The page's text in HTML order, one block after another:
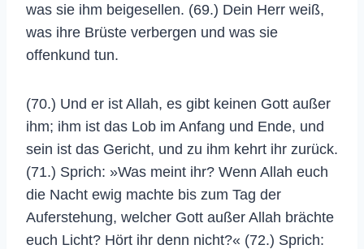
was sie ihm beigesellen. (69.) Dein Herr weiß,
was ihre Brüste verbergen und was sie
offenkund tun.
(70.) Und er ist Allah, es gibt keinen Gott außer
ihm; ihm ist das Lob im Anfang und Ende, und
sein ist das Gericht, und zu ihm kehrt ihr zurück.
(71.) Sprich: »Was meint ihr? Wenn Allah euch
die Nacht ewig machte bis zum Tag der
Auferstehung, welcher Gott außer Allah brächte
euch Licht? Hört ihr denn nicht?« (72.) Sprich: